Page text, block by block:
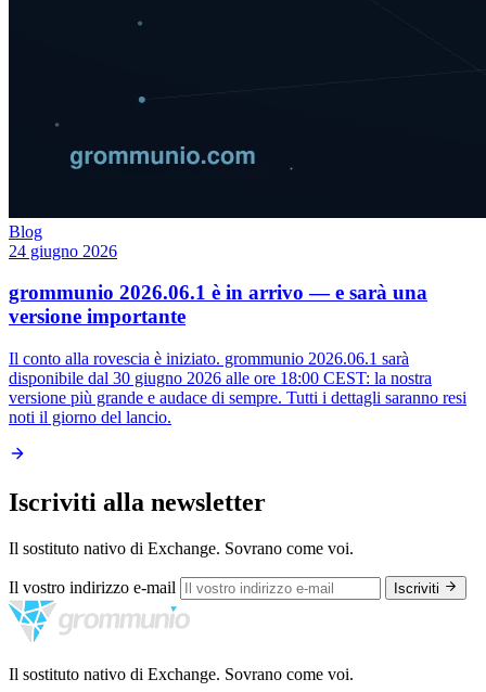
Blog
24 giugno 2026
grommunio 2026.06.1 è in arrivo — e sarà una
versione importante
Il conto alla rovescia è iniziato. grommunio 2026.06.1 sarà
disponibile dal 30 giugno 2026 alle ore 18:00 CEST: la nostra
versione più grande e audace di sempre. Tutti i dettagli saranno resi
noti il giorno del lancio.
Iscriviti alla newsletter
Il sostituto nativo di Exchange. Sovrano come voi.
Il vostro indirizzo e-mail Iscriviti
Il sostituto nativo di Exchange. Sovrano come voi.